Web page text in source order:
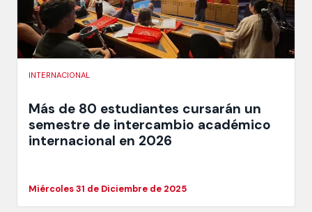
INTERNACIONAL
Más de 80 estudiantes cursarán un
semestre de intercambio académico
internacional en 2026
Miércoles 31 de Diciembre de 2025